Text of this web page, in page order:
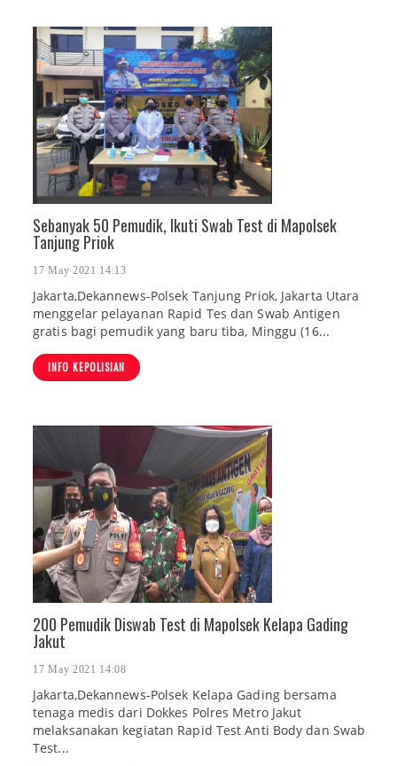
Sebanyak 50 Pemudik, Ikuti Swab Test di Mapolsek
Tanjung Priok
17 May 2021 14:13
Jakarta,Dekannews-Polsek Tanjung Priok, Jakarta Utara
menggelar pelayanan Rapid Tes dan Swab Antigen
gratis bagi pemudik yang baru tiba, Minggu (16...
INFO KEPOLISIAN
200 Pemudik Diswab Test di Mapolsek Kelapa Gading
Jakut
17 May 2021 14:08
Jakarta,Dekannews-Polsek Kelapa Gading bersama
tenaga medis dari Dokkes Polres Metro Jakut
melaksanakan kegiatan Rapid Test Anti Body dan Swab
Test...